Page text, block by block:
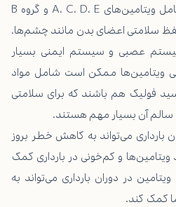
مولتی ویتامین‌های معمولاً شامل ویتامین‌های A، C، D، E و گروه B
سلامتی اعضای بدن مانند چشم‌ها،
عصبی و سیستم ایمنی بسیار
ویتامین‌ها ممکن است شامل مواد
فولیک هم باشند که برای سلامتی
سالم آن بسیار مهم هستند.
بارداری می‌تواند به کاهش خطر بروز
ویتامین‌ها و کم‌خونی در بارداری کمک
در دوران بارداری می‌تواند به
کمک کند.